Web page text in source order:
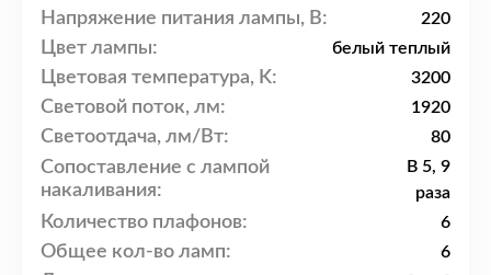
Напряжение питания лампы, В: 220
Цвет лампы: белый теплый
Цветовая температура, K: 3200
Световой поток, лм: 1920
Светоотдача, лм/Вт: 80
Сопоставление с лампой
накаливания:
В 5, 9
раза
Количество плафонов: 6
Общее кол-во ламп: 6